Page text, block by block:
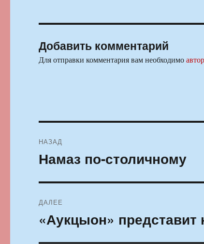
Добавить комментарий
Для отправки комментария вам необходимо
по
НАЗАД
Предыдущая
Намаз по-столичному
ДАЛЕЕ
Следующая
запись:
«Аукцыон»